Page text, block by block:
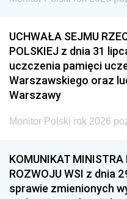
UCHWAŁA SEJMU
POLSKIEJ z dnia 31
uczczenia pamięci
Warszawskiego oraz
Warszawy
Monitor Polski rok 2026
KOMUNIKAT
ROZWOJU WSI z dnia
sprawie zmienionych